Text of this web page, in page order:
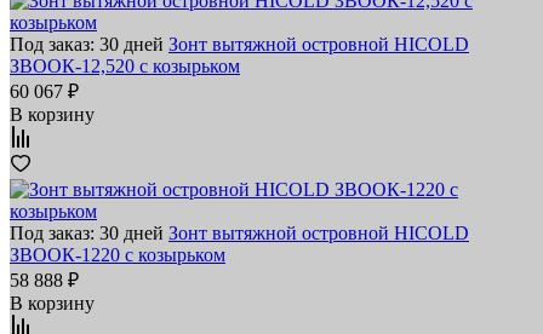
Под заказ: 30 дней Зонт вытяжной островной HICOLD
ЗВООК-12,520 с козырьком
60 067 ₽
В корзину
Под заказ: 30 дней Зонт вытяжной островной HICOLD
ЗВООК-1220 с козырьком
58 888 ₽
В корзину